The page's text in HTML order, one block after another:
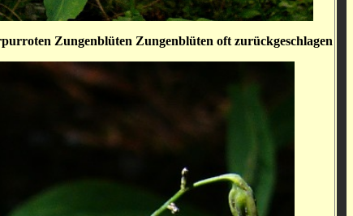
Zungenblüten Zungenblüten oft zurückgeschlagen